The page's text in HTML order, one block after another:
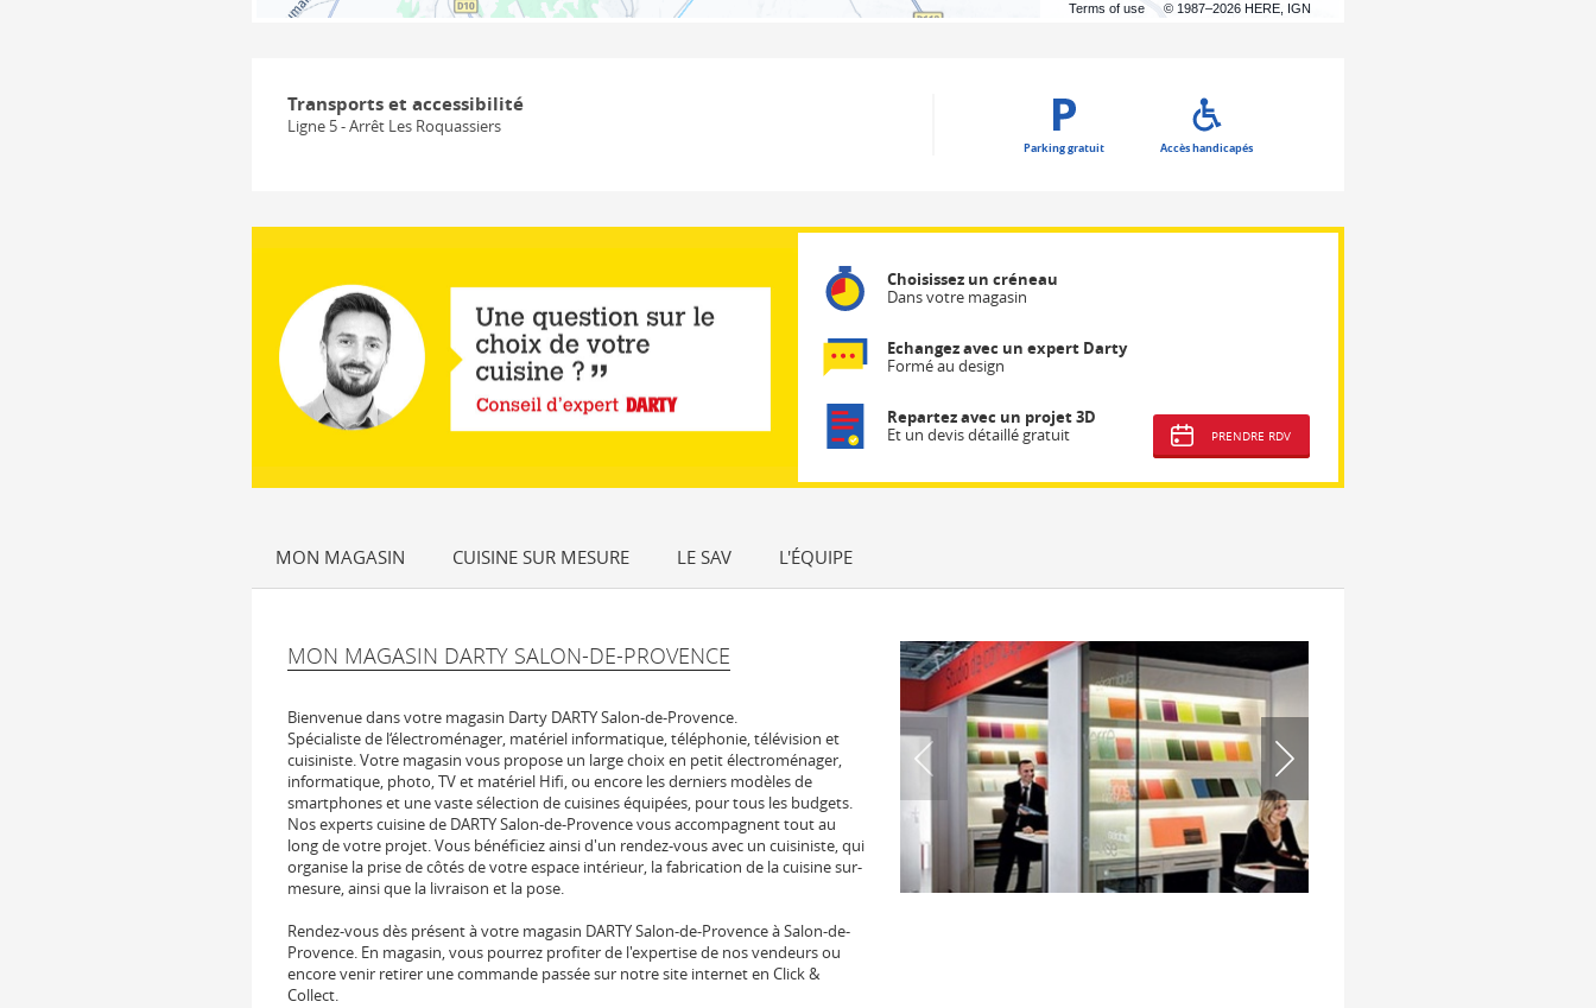
Terms of use © 1987–2026 HERE, IGN
Transports et accessibilité
Ligne 5 - Arrêt Les Roquassiers
Parking gratuit Accès handicapés
Choisissez un créneau
Dans votre magasin
Echangez avec un expert Darty
Formé au design
Repartez avec un projet 3D
Et un devis détaillé gratuit
PRENDRE RDV
MON MAGASIN CUISINE SUR MESURE LE SAV L'ÉQUIPE
MON MAGASIN DARTY SALON-DE-PROVENCE
Bienvenue dans votre magasin Darty DARTY Salon-de-Provence.
Spécialiste de l‘électroménager, matériel informatique, téléphonie, télévision et
cuisiniste. Votre magasin vous propose un large choix en petit électroménager,
informatique, photo, TV et matériel Hifi, ou encore les derniers modèles de
smartphones et une vaste sélection de cuisines équipées, pour tous les budgets.
Nos experts cuisine de DARTY Salon-de-Provence vous accompagnent tout au
long de votre projet. Vous bénéficiez ainsi d'un rendez-vous avec un cuisiniste, qui
organise la prise de côtés de votre espace intérieur, la fabrication de la cuisine sur-
mesure, ainsi que la livraison et la pose.
Rendez-vous dès présent à votre magasin DARTY Salon-de-Provence à Salon-de-
Provence. En magasin, vous pourrez profiter de l'expertise de nos vendeurs ou
encore venir retirer une commande passée sur notre site internet en Click &
Collect.